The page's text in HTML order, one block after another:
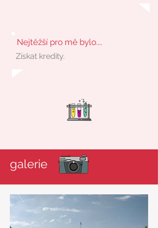
Nejtěžší pro mě bylo....
Získat kredity.
galerie